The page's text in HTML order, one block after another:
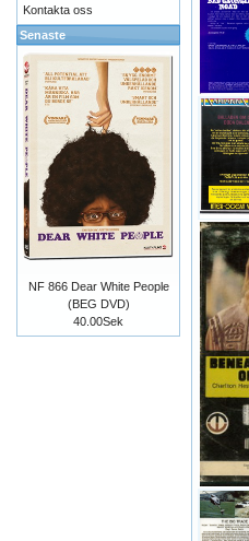
Kontakta oss
Senaste
NF 866 Dear White People
(BEG DVD)
40.00Sek